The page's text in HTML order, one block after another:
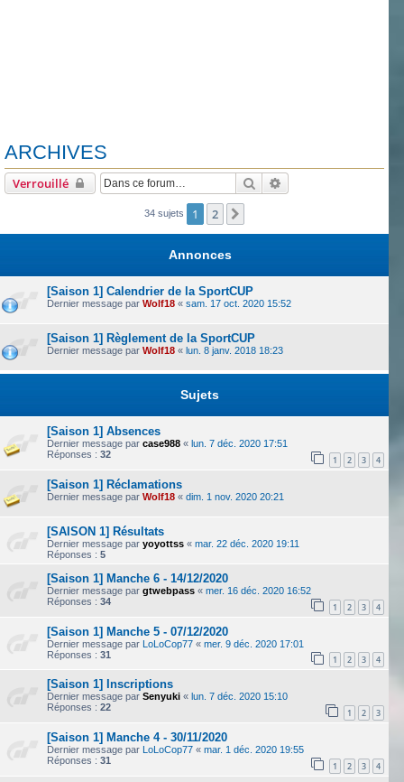
ARCHIVES
Verrouillé Rechercher
34 sujets 1 2
Annonces
[Saison 1] Calendrier de la SportCUP
Dernier message par Wolf18 « sam. 17 oct. 2020 15:52
[Saison 1] Règlement de la SportCUP
Dernier message par Wolf18 « lun. 8 janv. 2018 18:23
Sujets
[Saison 1] Absences
Dernier message par case988 « lun. 7 déc. 2020 17:51
Réponses : 32 1 2 3 4
[Saison 1] Réclamations
Dernier message par Wolf18 « dim. 1 nov. 2020 20:21
[SAISON 1] Résultats
Dernier message par yoyottss « mar. 22 déc. 2020 19:11
Réponses : 5
[Saison 1] Manche 6 - 14/12/2020
Dernier message par gtwebpass « mer. 16 déc. 2020 16:52
Réponses : 34 1 2 3 4
[Saison 1] Manche 5 - 07/12/2020
Dernier message par LoLoCop77 « mer. 9 déc. 2020 17:01
Réponses : 31 1 2 3 4
[Saison 1] Inscriptions
Dernier message par Senyuki « lun. 7 déc. 2020 15:10
Réponses : 22 1 2 3
[Saison 1] Manche 4 - 30/11/2020
Dernier message par LoLoCop77 « mar. 1 déc. 2020 19:55
Réponses : 31 1 2 3 4